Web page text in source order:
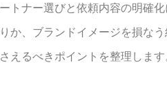
トナー選びと依頼内容の明確
、ブランドイメージを損な
るべきポイントを整理します